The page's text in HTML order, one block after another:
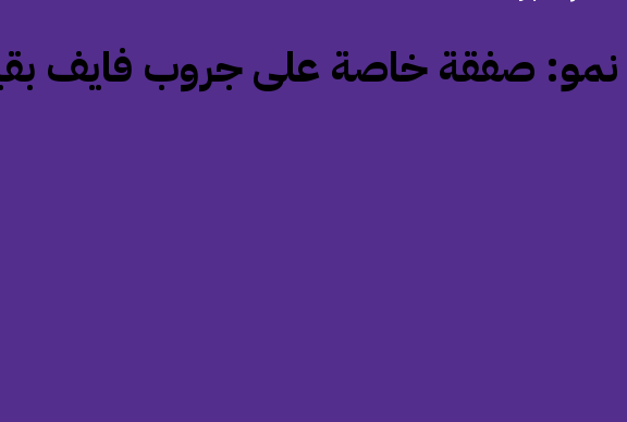
‏نمو: صفقة خاصة على جروب فايف بقيمة 11.3